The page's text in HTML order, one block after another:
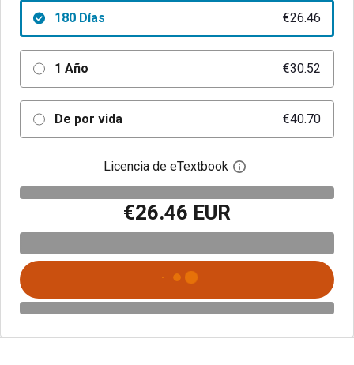
180 Días €26.46
1 Año €30.52
De por vida €40.70
Licencia de eTextbook Abre el cuadro de
€26.46 EUR